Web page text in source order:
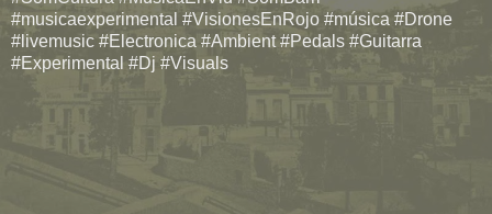
#musicaexperimental #VisionesEnRojo #música #Drone
#livemusic #Electronica #Ambient #Pedals #Guitarra
#Experimental #Dj #Visuals